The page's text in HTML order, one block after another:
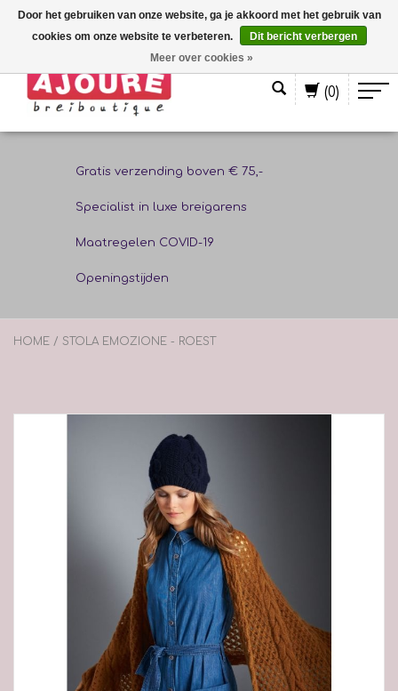
(0)
Gratis verzending boven € 75,-
Specialist in luxe breigarens
Maatregelen COVID-19
Openingstijden
HOME / STOLA EMOZIONE - ROEST
Door het gebruiken van onze website, ga je akkoord met het gebruik van
cookies om onze website te verbeteren.
Dit bericht verbergen
Meer over cookies »